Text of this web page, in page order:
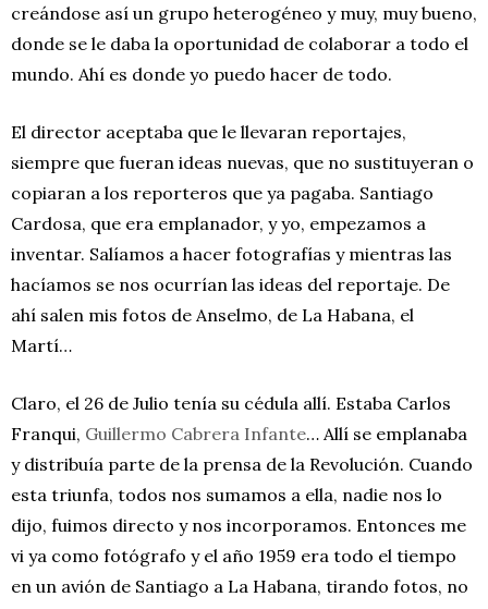
creándose así un grupo heterogéneo y muy, muy bueno,
donde se le daba la oportunidad de colaborar a todo el
mundo. Ahí es donde yo puedo hacer de todo.
El director aceptaba que le llevaran reportajes,
siempre que fueran ideas nuevas, que no sustituyeran o
copiaran a los reporteros que ya pagaba. Santiago
Cardosa, que era emplanador, y yo, empezamos a
inventar. Salíamos a hacer fotografías y mientras las
hacíamos se nos ocurrían las ideas del reportaje. De
ahí salen mis fotos de Anselmo, de La Habana, el
Martí…
Claro, el 26 de Julio tenía su cédula allí. Estaba Carlos
Franqui, Guillermo Cabrera Infante… Allí se emplanaba
y distribuía parte de la prensa de la Revolución. Cuando
esta triunfa, todos nos sumamos a ella, nadie nos lo
dijo, fuimos directo y nos incorporamos. Entonces me
vi ya como fotógrafo y el año 1959 era todo el tiempo
en un avión de Santiago a La Habana, tirando fotos, no